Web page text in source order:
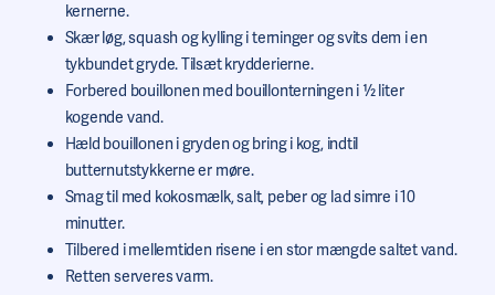
kernerne.
Skær løg, squash og kylling i terninger og svits dem i en
tykbundet gryde. Tilsæt krydderierne.
Forbered bouillonen med bouillonterningen i ½ liter
kogende vand.
Hæld bouillonen i gryden og bring i kog, indtil
butternutstykkerne er møre.
Smag til med kokosmælk, salt, peber og lad simre i 10
minutter.
Tilbered i mellemtiden risene i en stor mængde saltet vand.
Retten serveres varm.